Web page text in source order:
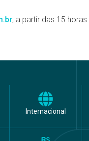
, a partir das 15 horas.
Internacional